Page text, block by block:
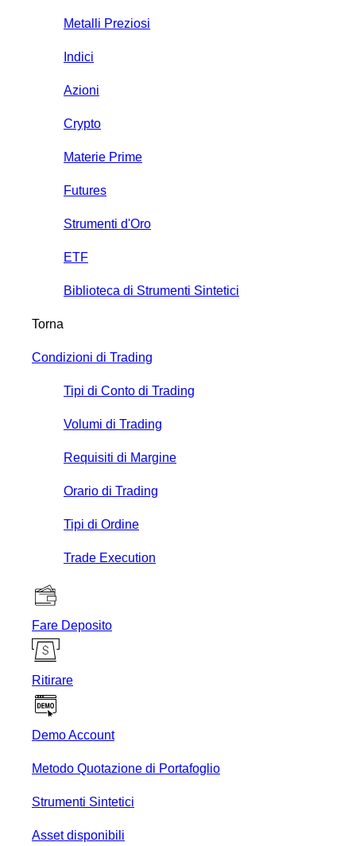
Metalli Preziosi
Indici
Azioni
Crypto
Materie Prime
Futures
Strumenti d'Oro
ETF
Biblioteca di Strumenti Sintetici
Torna
Condizioni di Trading
Tipi di Conto di Trading
Volumi di Trading
Requisiti di Margine
Orario di Trading
Tipi di Ordine
Trade Execution
Fare Deposito
Ritirare
Demo Account
Metodo Quotazione di Portafoglio
Strumenti Sintetici
Asset disponibili